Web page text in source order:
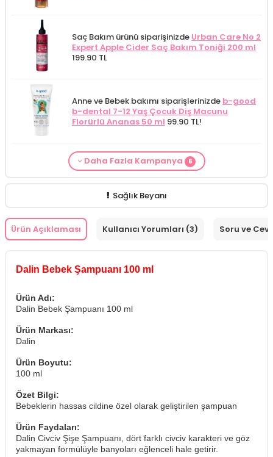
Saç Bakım ürünü siparişinizde Urban Care No 2
Expert Apple Cider Saç Bakım Toniği 200 ml
199.90 TL
Anne ve Bebek bakımı siparişlerinizde b-good
b-dental 7-12 Yaş Çocuk Diş Macunu
Florürlü Ananas 50 ml 99.90 TL!
Anne ve Bebek ürün alımınızdaNaturalNest
Anne ve Bebek ürün alımınızdaNaturalNest
From Natura Kadınlar İçin Terleme Karşıtı
Saç Bakım Kategorisine Özel Fiyat
Alls Biocosmetics Organik Anti Stretch Mark
Anne ve Bebek bakımı siparişlerinizde
Daha Fazla Kampanya 6
Sağlık Beyanı
Ürün Açıklaması Kullanıcı Yorumları (3) Soru ve
Dalin Bebek Şampuanı 100 ml
Ürün Adı:
Dalin Bebek Şampuanı 100 ml
Ürün Markası:
Dalin
Ürün Boyutu:
100 ml
Özet Bilgi:
Bebeklerin hassas cildine özel olarak geliştirilen şampuan
Ürün Faydaları:
Dalin Civciv Şişe Şampuanı, dört farklı civciv karakteri ve göz
yakmayan formülüyle banyoları eğlenceli hale getirir.